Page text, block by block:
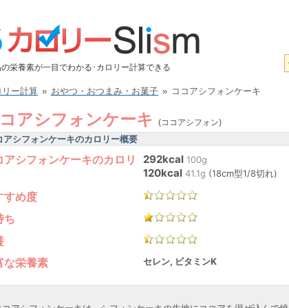
栄養素が一目でわかる･カロリー計算できる
リー計算 » おやつ・おつまみ・お菓子 » ココアシフォンケーキ
アシフォンケーキ (ココアシフォン)
アシフォンケーキのカロリー概要
アシフォンケーキのカロリ
292kcal 100g
120kcal 41.1g (18cm型1/8切れ)
すめ度
ち
な栄養素
セレン, ビタミンK